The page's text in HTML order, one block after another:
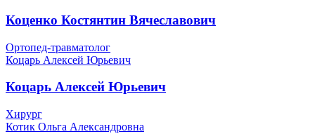
Коценко Костянтин Вячеславович
Ортопед-травматолог
Коцарь Алексей Юрьевич
Коцарь Алексей Юрьевич
Хирург
Котик Ольга Александровна